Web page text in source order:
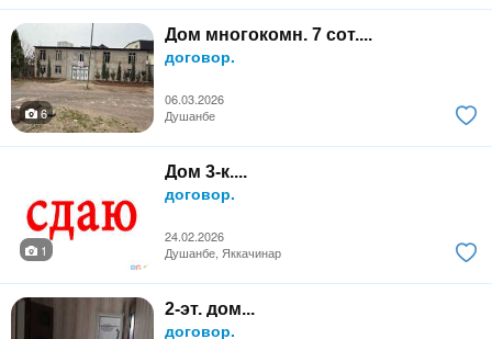
Дом многокомн. 7 сот....
договор.
06.03.2026
6
Душанбе
Дом 3-к....
договор.
24.02.2026
1
Душанбе, Яккачинар
2-эт. дом...
договор.